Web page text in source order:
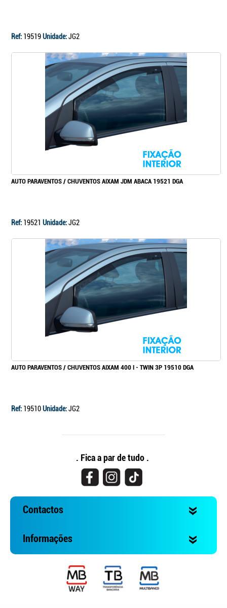
Ref: 19519Unidade:JG2
AUTO PARAVENTOS / CHUVENTOS AIXAM JDM ABACA 19521 DGA
Ref: 19521 Unidade:JG2
AUTO PARAVENTOS / CHUVENTOS AIXAM 400 I - TWIN 3P 19510 DGA
Ref: 19510Unidade:JG2
. Fica a par de tudo .
Contactos
Informações